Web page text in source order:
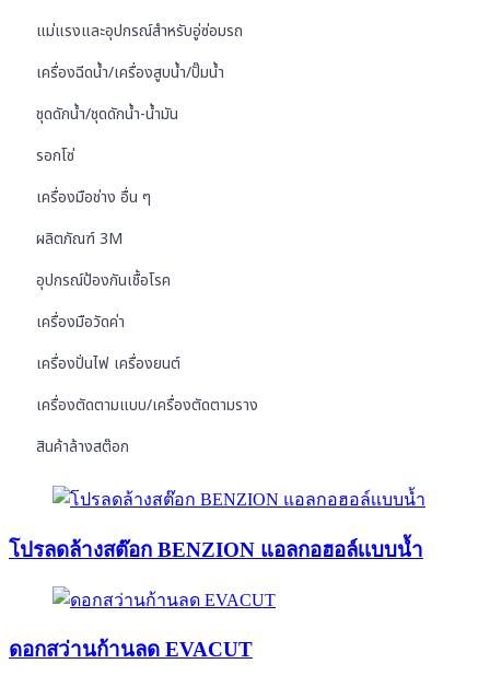
แม่แรงและอุปกรณ์สำหรับอู่ซ่อมรถ
เครื่องฉีดน้ำ/เครื่องสูบน้ำ/ปั๊มน้ำ
ชุดดักน้ำ/ชุดดักน้ำ-น้ำมัน
รอกโซ่
เครื่องมือช่าง อื่น ๆ
ผลิตภัณฑ์ 3M
อุปกรณ์ป้องกันเชื้อโรค
เครื่องมือวัดค่า
เครื่องปั่นไฟ เครื่องยนต์
เครื่องตัดตามแบบ/เครื่องตัดตามราง
สินค้าล้างสต๊อก
โปรลดล้างสต๊อก BENZION แอลกอฮอล์เเบบน้ำ
ดอกสว่านก้านลด EVACUT